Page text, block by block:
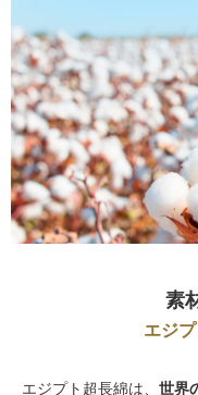
素
エジ
エジプト超長綿は、 世界